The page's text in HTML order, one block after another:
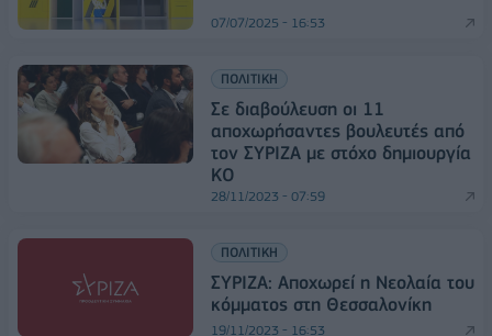
07/07/2025 - 16:53
ΠΟΛΙΤΙΚΗ
Σε διαβούλευση οι 11
αποχωρήσαντες βουλευτές από
τον ΣΥΡΙΖΑ με στόχο δημιουργία
ΚΟ
28/11/2023 - 07:59
ΠΟΛΙΤΙΚΗ
ΣΥΡΙΖΑ: Αποχωρεί η Νεολαία του
κόμματος στη Θεσσαλονίκη
19/11/2023 - 16:53